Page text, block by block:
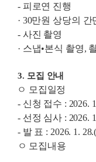
- 피로연 진행
· 30만원 상당의 간
- 사진 촬영
· 스냅•본식 촬영,
3. 모집 안내
ㅇ 모집일정
- 신청 접수 : 2026.
- 선정 심사 : 2026.
- 발 표 : 2026. 1. 28.(
ㅇ 모집내용